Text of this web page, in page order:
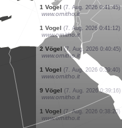
1 Vogel (7. Aug. 2026 0:47:17)
www.ornitho.it
4 Vögel (7. Aug. 2026 0:46:22)
www.ornitho.it
3 Vögel (7. Aug. 2026 0:45:11)
www.ornitho.it
2 Vögel (7. Aug. 2026 0:44:43)
www.ornitho.it
4 Vögel (7. Aug. 2026 0:44:05)
www.ornitho.it
12 Vögel (7. Aug. 2026 0:43:35)
www.ornitho.it